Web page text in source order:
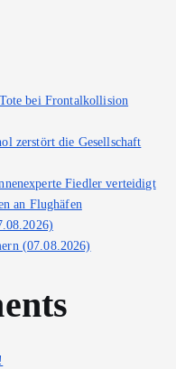
bei Frontalkollision
zerstört die Gesellschaft
Fiedler verteidigt
an Flughäfen
(07.08.2026)